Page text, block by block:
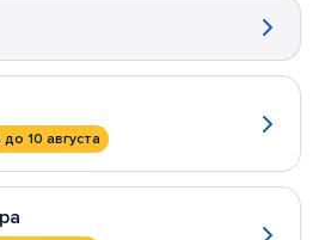
до 10 августа